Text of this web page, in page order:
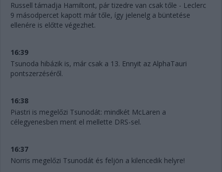
Russell támadja Hamiltont, pár tizedre van csak tőle - Leclerc
9 másodpercet kapott már tőle, így jelenelg a büntetése
ellenére is előtte végezhet.
16:39
Tsunoda hibázik is, már csak a 13. Ennyit az AlphaTauri
pontszerzéséről.
16:38
Piastri is megelőzi Tsunodát: mindkét McLaren a
célegyenesben ment el mellette DRS-sel.
16:37
Norris megelőzi Tsunodát és feljön a kilencedik helyre!